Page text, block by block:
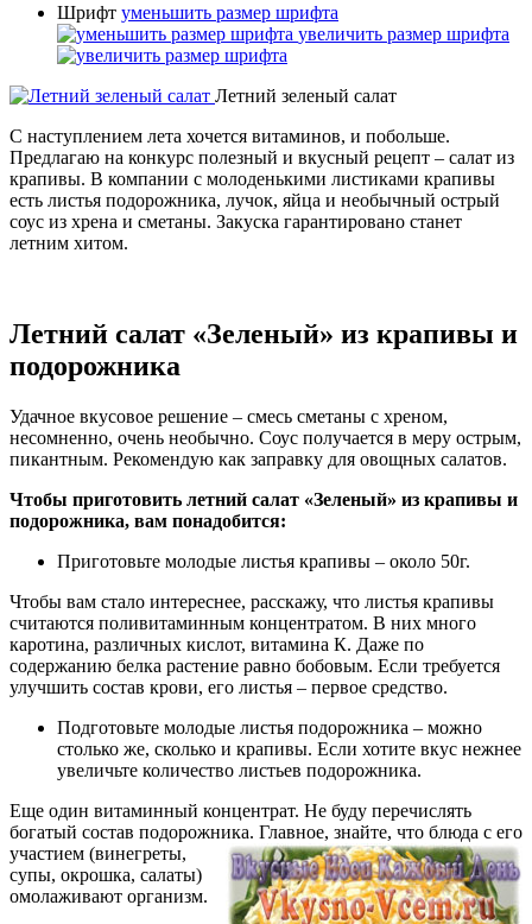
Шрифт уменьшить размер шрифта
увеличить размер шрифта
Летний зеленый салат
С наступлением лета хочется витаминов, и побольше.
Предлагаю на конкурс полезный и вкусный рецепт – салат из
крапивы. В компании с молоденькими листиками крапивы
есть листья подорожника, лучок, яйца и необычный острый
соус из хрена и сметаны. Закуска гарантировано станет
летним хитом.
Летний салат «Зеленый» из крапивы и
подорожника
Удачное вкусовое решение – смесь сметаны с хреном,
несомненно, очень необычно. Соус получается в меру острым,
пикантным. Рекомендую как заправку для овощных салатов.
Чтобы приготовить летний салат «Зеленый» из крапивы и
подорожника, вам понадобится:
Приготовьте молодые листья крапивы – около 50г.
Чтобы вам стало интереснее, расскажу, что листья крапивы
считаются поливитаминным концентратом. В них много
каротина, различных кислот, витамина К. Даже по
содержанию белка растение равно бобовым. Если требуется
улучшить состав крови, его листья – первое средство.
Подготовьте молодые листья подорожника – можно
столько же, сколько и крапивы. Если хотите вкус нежнее
увеличьте количество листьев подорожника.
Еще один витаминный концентрат. Не буду перечислять
богатый состав подорожника. Главное, знайте, что блюда с его
участием (винегреты,
супы, окрошка, салаты)
омолаживают организм.